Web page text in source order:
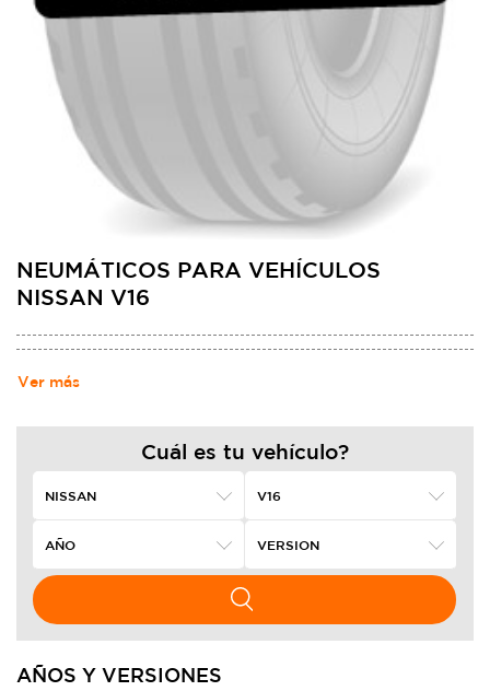
NEUMÁTICOS PARA VEHÍCULOS
NISSAN V16
Ver más
Cuál es tu vehículo?
AÑOS Y VERSIONES